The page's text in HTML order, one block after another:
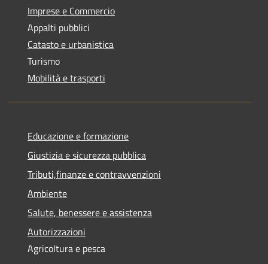
Imprese e Commercio
Appalti pubblici
Catasto e urbanistica
Turismo
Mobilità e trasporti
Educazione e formazione
Giustizia e sicurezza pubblica
Tributi,finanze e contravvenzioni
Ambiente
Salute, benessere e assistenza
Autorizzazioni
Agricoltura e pesca